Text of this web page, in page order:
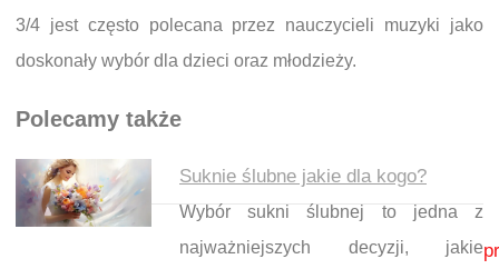
3/4 jest często polecana przez nauczycieli muzyki jako
doskonały wybór dla dzieci oraz młodzieży.
Polecamy także
Suknie ślubne jakie dla kogo?
Wybór sukni ślubnej to jedna z
najważniejszych decyzji, jakie
Nawigacja wpisu